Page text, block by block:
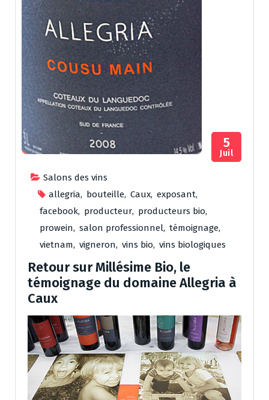
Salons des vins
allegria, bouteille, Caux, exposant,
facebook, producteur, producteurs bio,
prowein, salon professionnel, témoignage,
vietnam, vigneron, vins bio, vins biologiques
5
Juil
Retour sur Millésime Bio, le
témoignage du domaine Allegria à
Caux